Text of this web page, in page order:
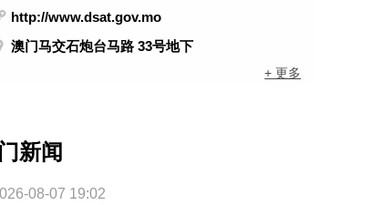
http://www.dsat.gov.mo
澳门马交石炮台马路 33号地下
+ 更多
新闻
08-07 19:02